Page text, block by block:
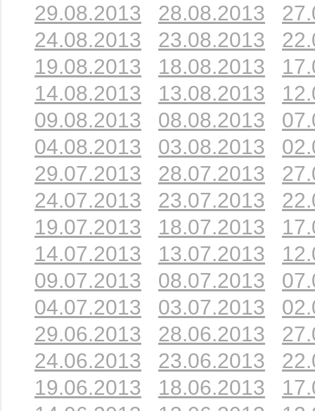
29.08.2013
28.08.2013
24.08.2013
23.08.2013
19.08.2013
18.08.2013
14.08.2013
13.08.2013
09.08.2013
08.08.2013
04.08.2013
03.08.2013
29.07.2013
28.07.2013
24.07.2013
23.07.2013
19.07.2013
18.07.2013
14.07.2013
13.07.2013
09.07.2013
08.07.2013
04.07.2013
03.07.2013
29.06.2013
28.06.2013
24.06.2013
23.06.2013
19.06.2013
18.06.2013